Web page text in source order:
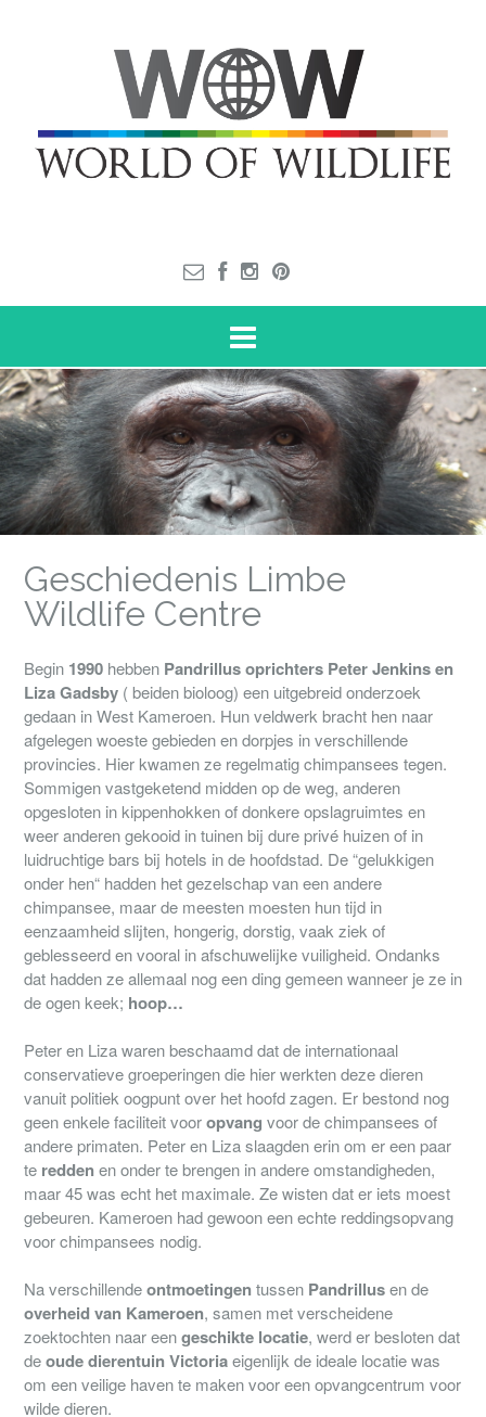
Geschiedenis Limbe
Wildlife Centre
Begin 1990 hebben Pandrillus oprichters Peter Jenkins en
Liza Gadsby ( beiden bioloog) een uitgebreid onderzoek
gedaan in West Kameroen. Hun veldwerk bracht hen naar
afgelegen woeste gebieden en dorpjes in verschillende
provincies. Hier kwamen ze regelmatig chimpansees tegen.
Sommigen vastgeketend midden op de weg, anderen
opgesloten in kippenhokken of donkere opslagruimtes en
weer anderen gekooid in tuinen bij dure privé huizen of in
luidruchtige bars bij hotels in de hoofdstad. De “gelukkigen
onder hen“ hadden het gezelschap van een andere
chimpansee, maar de meesten moesten hun tijd in
eenzaamheid slijten, hongerig, dorstig, vaak ziek of
geblesseerd en vooral in afschuwelijke vuiligheid. Ondanks
dat hadden ze allemaal nog een ding gemeen wanneer je ze in
de ogen keek; hoop…
Peter en Liza waren beschaamd dat de internationaal
conservatieve groeperingen die hier werkten deze dieren
vanuit politiek oogpunt over het hoofd zagen. Er bestond nog
geen enkele faciliteit vooropvang voor de chimpansees of
andere primaten. Peter en Liza slaagden erin om er een paar
te reddenen onder te brengen in andere omstandigheden,
maar 45 was echt het maximale. Ze wisten dat er iets moest
gebeuren. Kameroen had gewoon een echte reddingsopvang
voor chimpansees nodig.
Na verschillendeontmoetingentussen Pandrillusen de
overheid van Kameroen , samen met verscheidene
zoektochten naar eengeschikte locatie , werd er besloten dat
deoude dierentuin Victoriaeigenlijk de ideale locatie was
om een veilige haven te maken voor een opvangcentrum voor
wilde dieren.